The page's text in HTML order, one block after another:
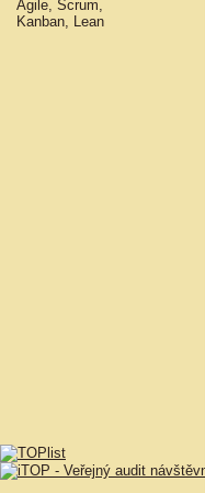
Agile, Scrum,
Kanban, Lean